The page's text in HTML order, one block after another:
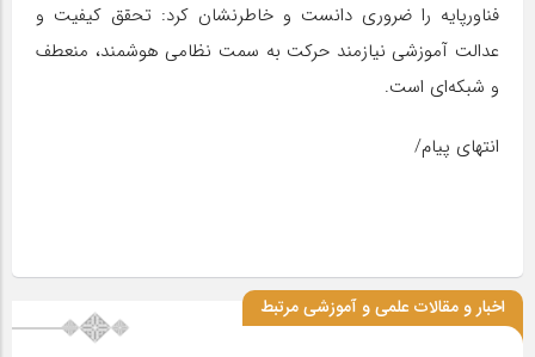
فناورپایه را ضروری دانست و خاطرنشان کرد: تحقق کیفیت و
عدالت آموزشی نیازمند حرکت به سمت نظامی هوشمند، منعطف
و شبکه‌ای است.
انتهای پیام/
اخبار و مقالات علمی و آموزشی مرتبط